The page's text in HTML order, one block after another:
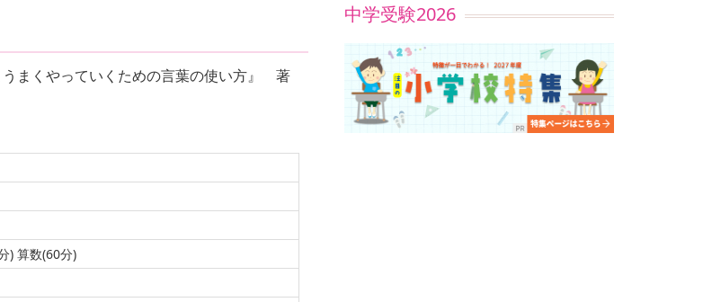
まくやっていくための言葉の使い方』 著
) 算数(60分)
中学受験2026